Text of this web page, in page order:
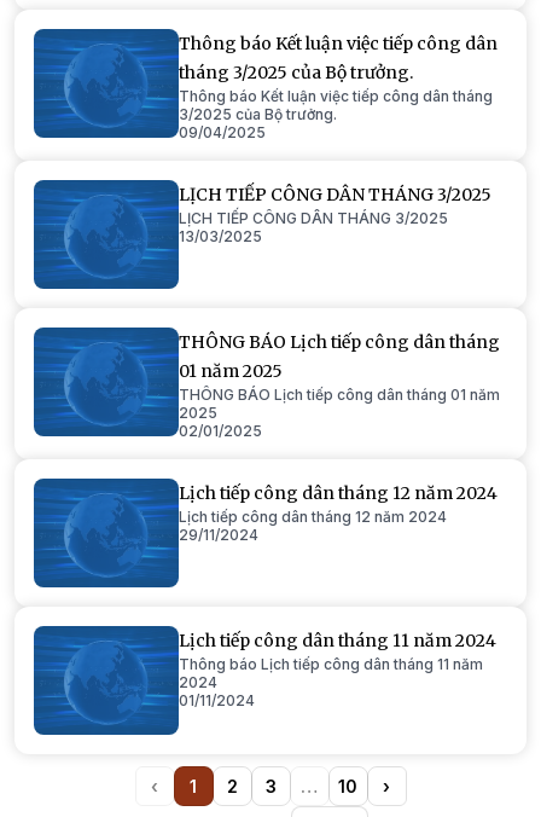
Thông báo Kết luận việc tiếp công dân
tháng 3/2025 của Bộ trưởng.
Thông báo Kết luận việc tiếp công dân tháng
3/2025 của Bộ trưởng.
09/04/2025
LỊCH TIẾP CÔNG DÂN THÁNG 3/2025
LỊCH TIẾP CÔNG DÂN THÁNG 3/2025
13/03/2025
THÔNG BÁO Lịch tiếp công dân tháng
01 năm 2025
THÔNG BÁO Lịch tiếp công dân tháng 01 năm
2025
02/01/2025
Lịch tiếp công dân tháng 12 năm 2024
Lịch tiếp công dân tháng 12 năm 2024
29/11/2024
Lịch tiếp công dân tháng 11 năm 2024
Thông báo Lịch tiếp công dân tháng 11 năm
2024
01/11/2024
‹Previous
1(current)
2 3 …More
10 ›Next